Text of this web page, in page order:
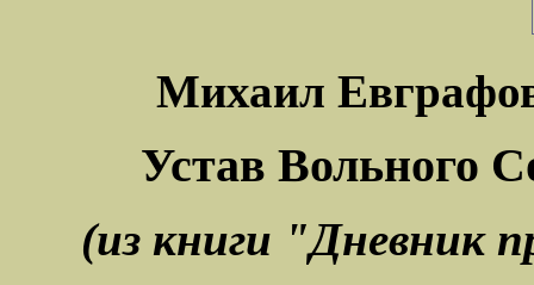
Михаил
Устав Вольного
(из книги "Дневник